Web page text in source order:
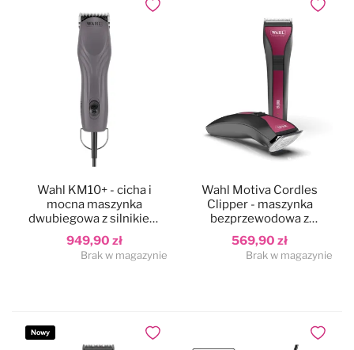
949,90 zł
Wahl KM10+ - cicha i
mocna maszynka
dwubiegowa z silnikiem
bezszczotkowym i
ostrzem nr10 (1,5mm)
Brak w magazynie
Dodaj do ulubionych
569,90 zł
Wahl Motiva Cordles
Clipper - maszynka
bezprzewodowa z
regulowanym ostrzem
Brak w magazynie
Dodaj
Nowy
Dodaj do ulubionych Dodaj